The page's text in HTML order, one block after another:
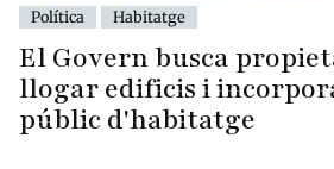
Política Habitatge
El Govern busca
llogar edificis i
públic d'habitatge